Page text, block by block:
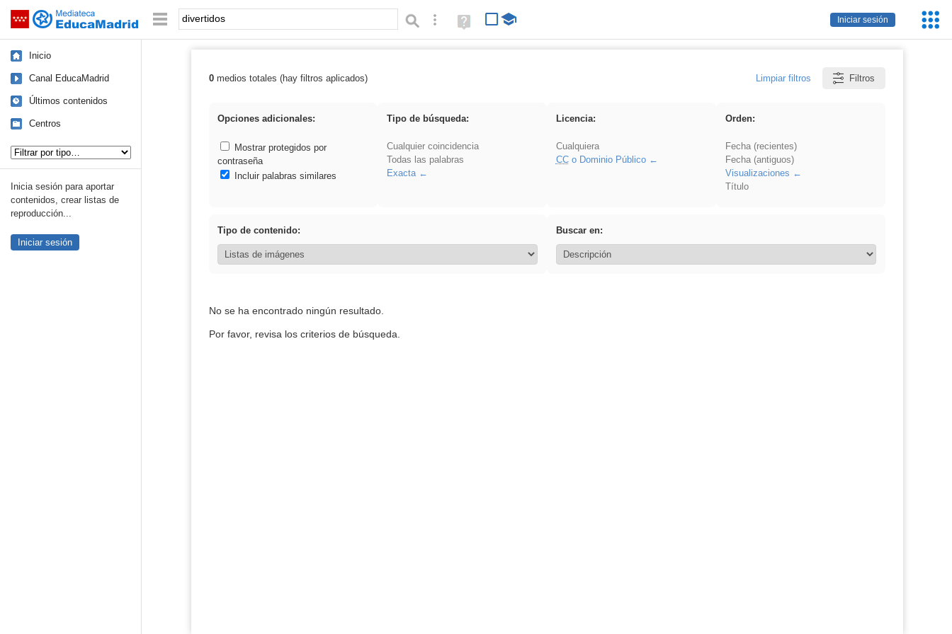
Saltar navegación
Iniciar sesión
Palabra o frase: Búsqueda avanzada
Ayuda
(en
Inicio
Canal EducaMadrid
Últimos contenidos
Centros
Inicia sesión para aportar
contenidos, crear listas de
reproducción...
Iniciar sesión
Resultados de: divertidos
0medios totales (hay filtros aplicados) Limpiar filtros Filtros
Opciones adicionales:
Mostrar protegidos por
contraseña
Incluir palabras similares
Tipo de búsqueda:
Cualquier coincidencia
Todas las palabras
Exacta
Licencia:
Cualquiera
CCo Dominio Público
Orden:
Fecha (recientes)
Fecha (antiguos)
Visualizaciones
Título
Tipo de contenido: Buscar en:
No se ha encontrado ningún resultado.
Por favor, revisa los criterios de búsqueda.